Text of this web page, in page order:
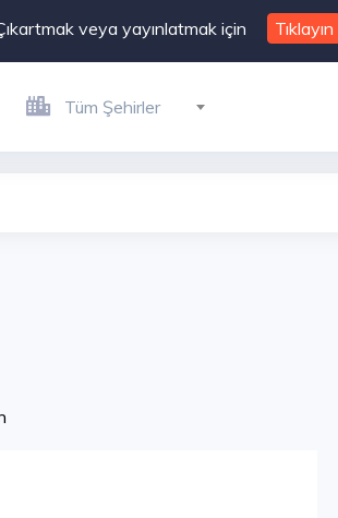
veya yayınlatmak için Tıklayın
Tüm Şehirler